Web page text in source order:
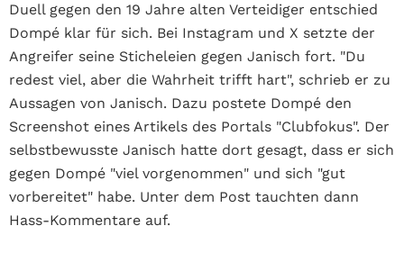
Duell gegen den 19 Jahre alten Verteidiger entschied
Dompé klar für sich. Bei Instagram und X setzte der
Angreifer seine Sticheleien gegen Janisch fort. "Du
redest viel, aber die Wahrheit trifft hart", schrieb er zu
Aussagen von Janisch. Dazu postete Dompé den
Screenshot eines Artikels des Portals "Clubfokus". Der
selbstbewusste Janisch hatte dort gesagt, dass er sich
gegen Dompé "viel vorgenommen" und sich "gut
vorbereitet" habe. Unter dem Post tauchten dann
Hass-Kommentare auf.